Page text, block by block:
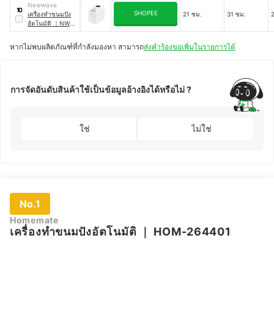
10
Newwave
เครื่องทำขนมปัง
อัตโนมัติ
｜ NW-
BM01
SHOPEE 21 ซม. 31 ซม.
หากไม่พบผลิตภัณฑ์ที่กำลังมองหา สามารถส่งคำร้องขอเพิ่มในรายการได้
การจัดอันดับสินค้าใช้เป็นข้อมูลอ้างอิงได้หรือไม่ ?
ใช่ ไม่ใช่
No.1
Homemate
เครื่องทำขนมปังอัตโนมัติ HOM-264401